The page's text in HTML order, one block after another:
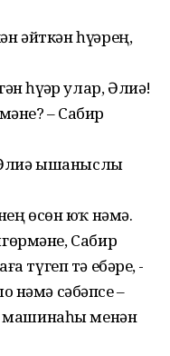
әйткән һүҙҙәрең,
һүҙҙәр улар, Әлиә!
– Сабир
ышаныслы
өсөн юҡ нәмә.
Сабир
түгеп тә ебәрҙе, -
нәмә сәбәпсе –
машинаһы менән